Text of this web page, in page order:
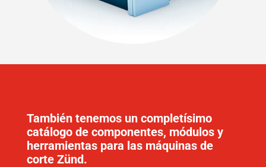
También tenemos un completísimo
catálogo de componentes, módulos y
herramientas para las máquinas de
corte Zünd.